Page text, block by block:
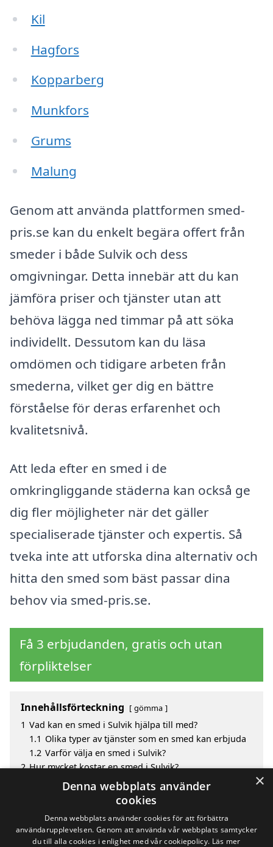
Kil
Hagfors
Kopparberg
Munkfors
Grums
Malung
Genom att använda plattformen smed-
pris.se kan du enkelt begära offert från
smeder i både Sulvik och dess
omgivningar. Detta innebär att du kan
jämföra priser och tjänster utan att
behöva lägga ned timmar på att söka
individellt. Dessutom kan du läsa
omdömen och tidigare arbeten från
smederna, vilket ger dig en bättre
förståelse för deras erfarenhet och
kvalitetsnivå.
Att leda efter en smed i de
omkringliggande städerna kan också ge
dig fler möjligheter när det gäller
specialiserade tjänster och expertis. Så
tveka inte att utforska dina alternativ och
hitta den smed som bäst passar dina
behov via smed-pris.se.
Få 3 erbjudanden, gratis och utan
förpliktelser
Innehållsförteckning gömma
1 Vad kan en smed i Sulvik hjälpa till med?
1.1 Olika typer av tjänster som en smed kan erbjuda
1.2 Varför välja en smed i Sulvik?
2 Hur mycket kostar en smed i Sulvik?
Fördelar med att välja smed i Sulvik
Sök efter en skicklig smed i de omgivande städerna
×
Denna webbplats använder
cookies
Denna webbplats använder cookies för att förbättra
användarupplevelsen. Genom att använda vår webbplats samtycker
du till alla cookies i enlighet med vår cookiepolicy. Läs mer